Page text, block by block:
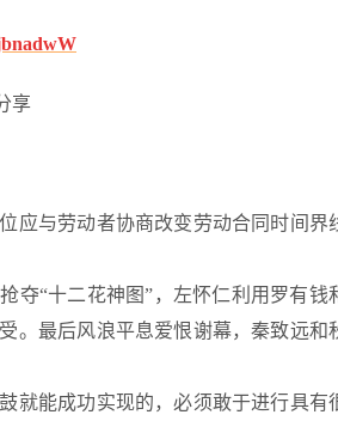
享
应与劳动者协商改变劳动合同时间界
夺“十二花神图”，左怀仁利用罗有钱
。最后风浪平息爱恨谢幕，秦致远和
就能成功实现的，必须敢于进行具有